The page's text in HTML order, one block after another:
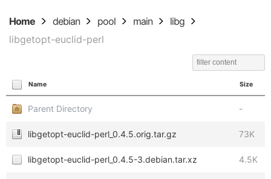
Home debian pool main
libg
libgetopt-euclid-perl
Name Size
Parent Directory -
libgetopt-euclid-perl_0.4.5.orig.tar.gz 73K
libgetopt-euclid-perl_0.4.5-3.debian.tar.xz 4.5K